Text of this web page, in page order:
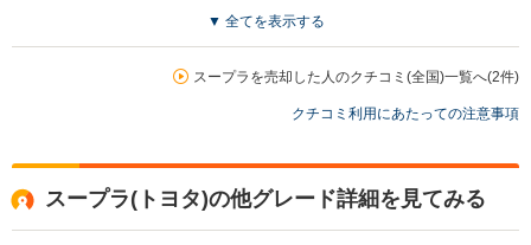
のことで、フットワークの軽さにはとにかく驚いた。結局車の掃除もしたか
駆け引きもあり、雨の中3時間。ふんわり決めていた即決価格付近を打診さ
買取店からの返信
お世話になっております。 株式会社ネクステージでございます。 この
もミニバンやSUV、軽自動車などの各種専門店を展開しているため、
また機会がございましたら是非お力添えできれば幸いでございます。
今後とも宜しくお願い申し上げます。
▼ 全てを表示する
スープラを売却した人のクチコミ(全国)一覧へ(2件)
クチコミ利用にあたっての注意事項
スープラ(トヨタ)の他グレード詳細を見てみる